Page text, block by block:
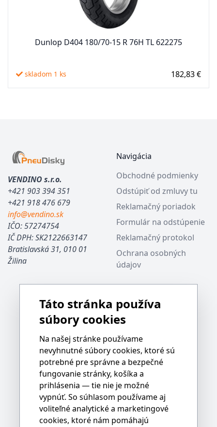
Dunlop D404 180/70-15 R 76H TL 622275
skladom 1 ks 182,83 €
VENDINO s.r.o.
+421 903 394 351
+421 918 476 679
info@vendino.sk
IČO: 57274754
IČ DPH: SK2122663147
Bratislavská 31, 010 01
Žilina
Navigácia
Obchodné podmienky
Odstúpiť od zmluvy tu
Reklamačný poriadok
Formulár na odstúpenie
Reklamačný protokol
Ochrana osobných
údajov
Táto stránka používa
súbory cookies
Na našej stránke používame
nevyhnutné súbory cookies, ktoré sú
potrebné pre správne a bezpečné
fungovanie stránky, košíka a
prihlásenia — tie nie je možné
vypnúť. So súhlasom používame aj
voliteľné analytické a marketingové
cookies, ktoré nám pomáhajú